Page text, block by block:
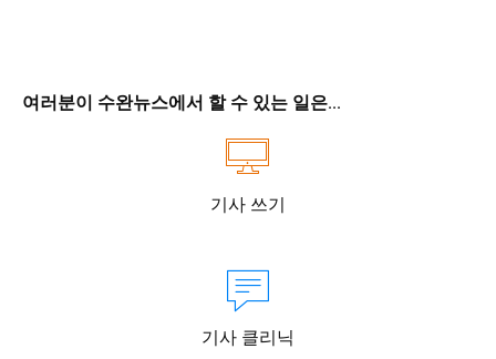
여러분이 수완뉴스에서 할 수 있는 일은...
기사 쓰기
기사 클리닉